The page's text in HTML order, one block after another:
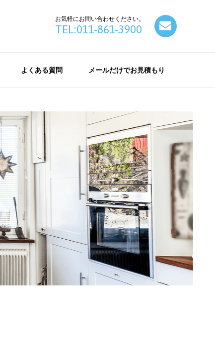
お気軽にお問い合わせください。
TEL:011-861-3900
よくある質問 メールだけでお見積もり